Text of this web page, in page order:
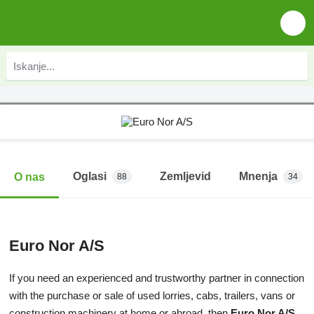
O nas Oglasi 88 Zemljevid Mnenja 34
Euro Nor A/S
If you need an experienced and trustworthy partner in connection
with the purchase or sale of used lorries, cabs, trailers, vans or